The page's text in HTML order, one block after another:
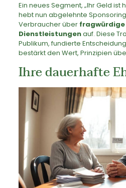
Ein neues Segment, „Ihr Geld ist
hebt nun abgelehnte
Verbraucher über fragwürdige
Dienstleistungenauf. Diese
Publikum, fundierte
bestärkt den Wert, Prinzipien
Ihre dauerhafte